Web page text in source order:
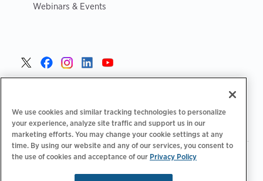
Webinars & Events
Fortrolighedspolitik‌‌| Privatlivsvalg|Juridisk|
We use cookies and similar tracking technologies to personalize
your experience, analyze site traffic and support us in our
marketing efforts. You may change your cookie settings at any
time. By using our website and any of our services, you consent to
the use of cookies and acceptance of our Privacy Policy